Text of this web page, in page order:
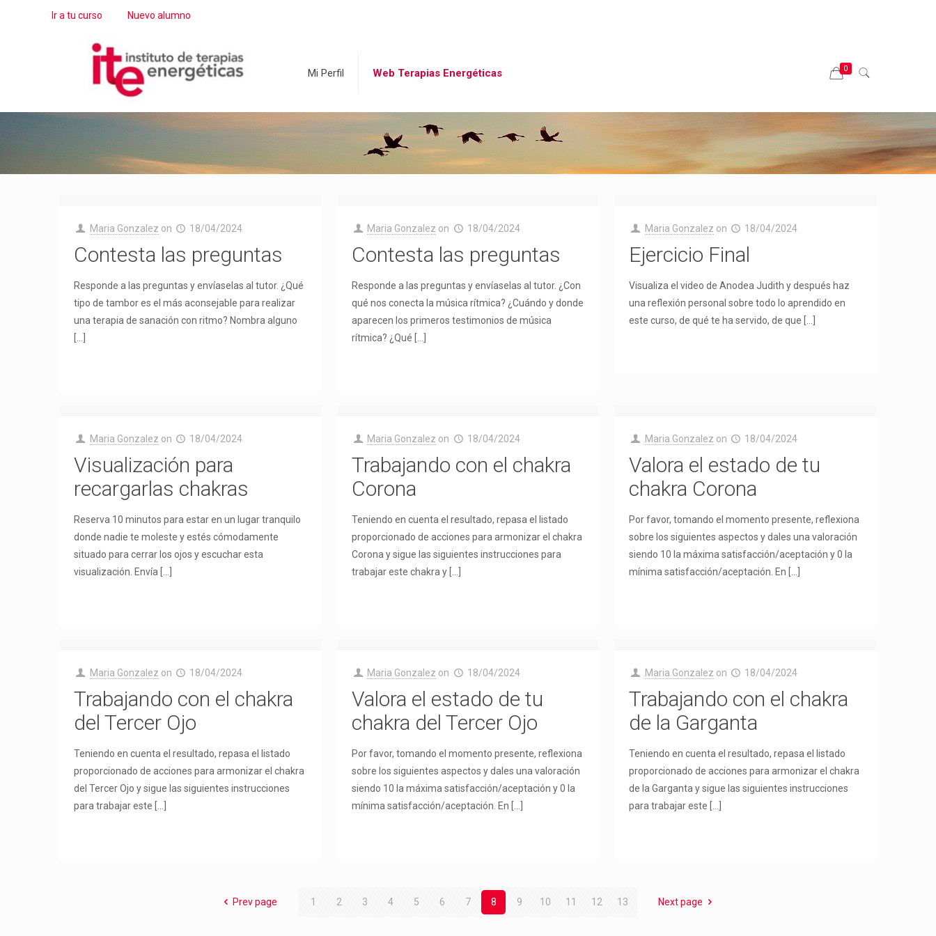
Ir a tu curso Nuevo alumno
Mi Perfil Web Terapias Energéticas 0
Maria Gonzalez on 18/04/2024
Contesta las preguntas
Responde a las preguntas y envíaselas al tutor. ¿Qué
tipo de tambor es el más aconsejable para realizar
una terapia de sanación con ritmo? Nombra alguno
Maria Gonzalez on 18/04/2024
Contesta las preguntas
Responde a las preguntas y envíaselas al tutor. ¿Con
qué nos conecta la música rítmica? ¿Cuándo y donde
aparecen los primeros testimonios de música
rítmica? ¿Qué
Maria Gonzalez on 18/04/2024
Ejercicio Final
Visualiza el video de Anodea Judith y después haz
una reflexión personal sobre todo lo aprendido en
este curso, de qué te ha servido, de que
Maria Gonzalez on 18/04/2024
Visualización para
recargarlas chakras
Reserva 10 minutos para estar en un lugar tranquilo
donde nadie te moleste y estés cómodamente
situado para cerrar los ojos y escuchar esta
visualización. Envía
Maria Gonzalez on 18/04/2024
Trabajando con el chakra
Corona
Teniendo en cuenta el resultado, repasa el listado
proporcionado de acciones para armonizar el chakra
Corona y sigue las siguientes instrucciones para
trabajar este chakra y[…]
Maria Gonzalez on 18/04/2024
Valora el estado de tu
chakra Corona
Por favor, tomando el momento presente, reflexiona
sobre los siguientes aspectos y dales una valoración
siendo 10 la máxima satisfacción/aceptación y 0 la
mínima satisfacción/aceptación. En
Maria Gonzalez on 18/04/2024
Trabajando con el chakra
del Tercer Ojo
Teniendo en cuenta el resultado, repasa el listado
proporcionado de acciones para armonizar el chakra
del Tercer Ojo y sigue las siguientes instrucciones
para trabajar este
Maria Gonzalez on 18/04/2024
Valora el estado de tu
chakra del Tercer Ojo
Por favor, tomando el momento presente, reflexiona
sobre los siguientes aspectos y dales una valoración
siendo 10 la máxima satisfacción/aceptación y 0 la
mínima satisfacción/aceptación. En
Maria Gonzalez on 18/04/2024
Trabajando con el chakra
de la Garganta
Teniendo en cuenta el resultado, repasa el listado
proporcionado de acciones para armonizar el chakra
de la Garganta y sigue las siguientes instrucciones
para trabajar este
Prev page 1 2 3 4 5 6 7 8 9 10 11 12 13 Next page